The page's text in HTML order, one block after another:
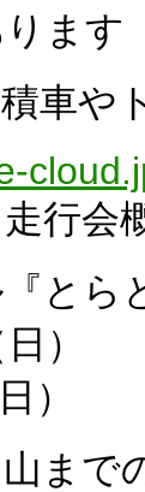
ます
車や
行会
とら
）
）
まで